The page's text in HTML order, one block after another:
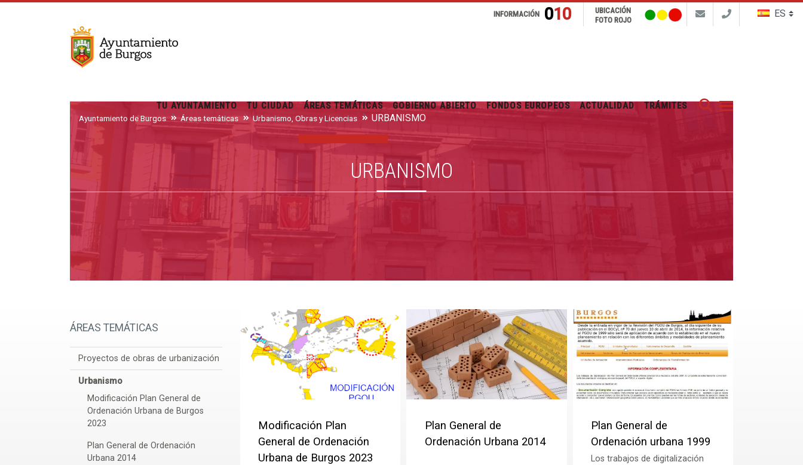
Buscar
INFORMACIÓN 010
UBICACIÓN
FOTO ROJO
TU AYUNTAMIENTO TU CIUDAD ÁREAS TEMÁTICAS GOBIERNO ABIERTO FONDOS EUROPEOS ACTUALIDAD TRÁMITES
Ayuntamiento de Burgos Áreas temáticas Urbanismo, Obras y Licencias URBANISMO
URBANISMO
ÁREAS TEMÁTICAS
Proyectos de obras de urbanización
Urbanismo
Modificación Plan General de
Ordenación Urbana de Burgos
2023
Plan General de Ordenación
Urbana 2014
Modificación Plan
General de Ordenación
Urbana de Burgos 2023
Plan General de
Ordenación Urbana 2014
Plan General de
Ordenación urbana 1999
Los trabajos de digitalización